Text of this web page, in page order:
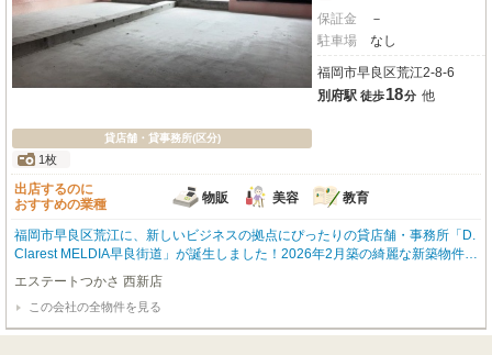
貸店舗・貸事務所(区分)
1枚
保証金
－
駐車場
なし
福岡市早良区荒江2-8-6
別府駅 徒歩18分 他
出店するのに
おすすめの業種
物販 美容 教育
福岡市早良区荒江に、新しいビジネスの拠点にぴったりの貸店舗・事務所「D.
Clarest MELDIA早良街道」が誕生しました！2026年2月築の綺麗な新築物件
で、気持ちよく新生活をスタートしていただけます。魅力は何と言っても、視
認性の高い路面店であること。さらに、内装を自由にデザインできるスケルト
ン仕様なので、お客様の理想とする店舗やオフィスをゼロから創り上げること
が可能です。周辺には、銀行やドラッグストア、コンビニ、スーパー「サニー
エステートつかさ 西新店
この会社の全物件を見る